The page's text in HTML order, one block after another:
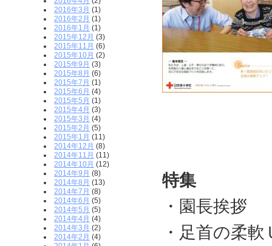
2016年3月 (1)
2016年2月 (1)
2016年1月 (1)
2015年12月 (3)
2015年11月 (6)
2015年10月 (2)
2015年9月 (3)
2015年8月 (6)
2015年7月 (1)
2015年6月 (4)
2015年5月 (1)
2015年4月 (3)
2015年3月 (4)
2015年2月 (5)
2015年1月 (11)
2014年12月 (8)
2014年11月 (11)
2014年10月 (12)
2014年9月 (8)
2014年8月 (13)
2014年7月 (8)
2014年6月 (5)
2014年5月 (5)
2014年4月 (4)
2014年3月 (2)
2014年2月 (4)
特集
・園長挨拶
・足首の柔軟